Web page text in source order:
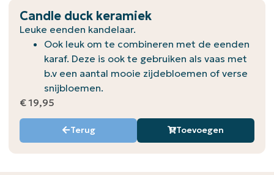
Candle duck keramiek
Leuke eenden kandelaar.
Ook leuk om te combineren met de eenden
karaf. Deze is ook te gebruiken als vaas met
b.v een aantal mooie zijdebloemen of verse
snijbloemen.
€19,95
Terug Toevoegen